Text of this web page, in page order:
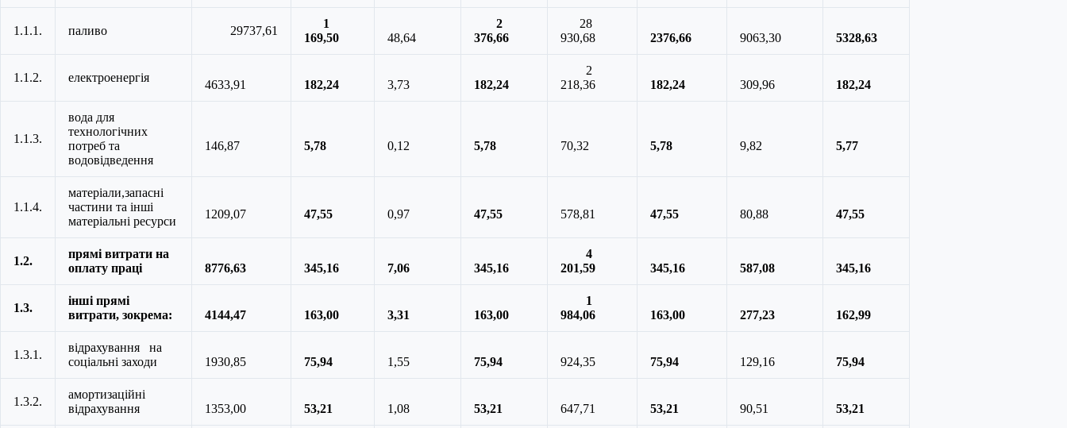
1.1.1. паливо 29737,61
1
169,50
48,64
2
376,66
28
930,68
2376,66 9063,30 5328,63
1.1.2. електроенергія
4633,91 182,24 3,73 182,24
2
218,36
182,24 309,96 182,24
1.1.3.
вода для
технологічних
потреб та
водовідведення
146,87 5,78 0,12 5,78 70,32 5,78 9,82 5,77
1.1.4.
матеріали,запасні
частини та інші
матеріальні ресурси
1209,07 47,55 0,97 47,55 578,81 47,55 80,88 47,55
1.2.
прямі витрати на
оплату праці
8776,63 345,16 7,06 345,16
4
201,59
345,16 587,08 345,16
1.3.
інші прямі
витрати, зокрема:
4144,47 163,00 3,31 163,00
1
984,06
163,00 277,23 162,99
1.3.1.
відрахування на
соціальні заходи
1930,85 75,94 1,55 75,94 924,35 75,94 129,16 75,94
1.3.2.
амортизаційні
відрахування
1353,00 53,21 1,08 53,21 647,71 53,21 90,51 53,21